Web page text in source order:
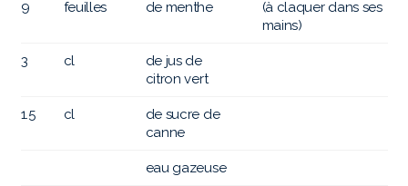
9 feuilles de menthe
(à claquer dans ses
mains)
3 cl
de jus de
citron vert
1.5 cl
de sucre de
canne
eau gazeuse